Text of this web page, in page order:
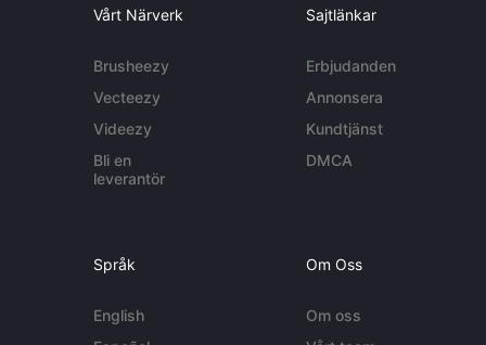
Vårt Närverk
Brusheezy
Vecteezy
Videezy
Bli en
leverantör
Sajtlänkar
Erbjudanden
Annonsera
Kundtjänst
DMCA
Språk
English
Om Oss
Om oss